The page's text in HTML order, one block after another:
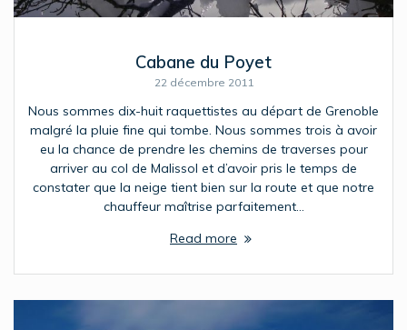
Cabane du Poyet
22 décembre 2011
Nous sommes dix-huit raquettistes au départ de Grenoble
malgré la pluie fine qui tombe. Nous sommes trois à avoir
eu la chance de prendre les chemins de traverses pour
arriver au col de Malissol et d’avoir pris le temps de
constater que la neige tient bien sur la route et que notre
chauffeur maîtrise parfaitement…
Read more